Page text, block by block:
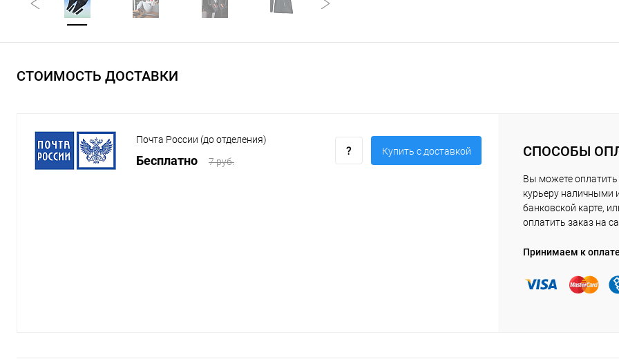
СТОИМОСТЬ ДОСТАВКИ
Почта России (до отделения)
Бесплатно 7 руб.
Купить c доставкой СПОСОБЫ
Вы можете оплатить
курьеру наличными
банковской карте,
оплатить заказ на
Принимаем к оплате